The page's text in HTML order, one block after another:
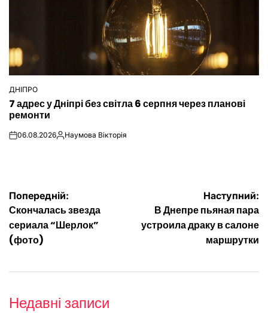
ОПУБЛІКУВАТИ
У
ДНІПРО
7 адрес у Дніпрі без світла 6 серпня через планові
ремонти
on06.08.2026Опубліковано
Наумова Вікторія
Навігація
записів
Попередній:
Скончалась звезда
сериала “Шерлок”
(фото)
Наступний:
В Днепре пьяная пара
устроила драку в салоне
маршрутки
Недавні записи